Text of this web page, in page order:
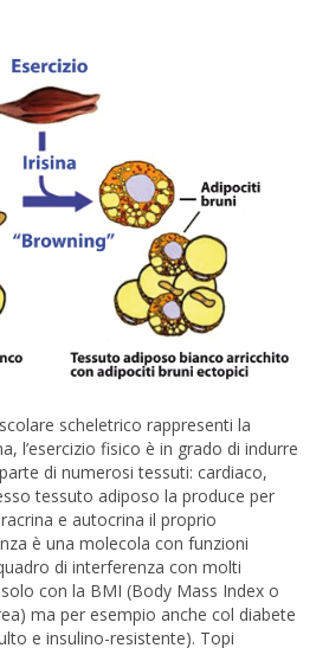
scheletrico rappresenti la
l’esercizio fisico è in grado di indurre
di numerosi tessuti: cardiaco,
tessuto adiposo la produce per
e autocrina il proprio
è una molecola con funzioni
di interferenza con molti
con la BMI (Body Mass Index o
ma per esempio anche col diabete
e insulino-resistente). Topi